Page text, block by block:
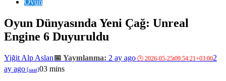
Oyun
Oyun Dünyasında Yeni Çağ: Unreal
Engine 6 Duyuruldu
Yiğit Alp Aslan 2 ay ago
2
ay ago
03 mins